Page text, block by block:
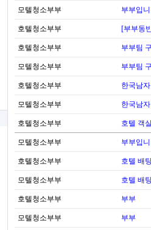
모텔청소부부 부부입
호텔청소부부 [부부동
호텔청소부부 부부팀
모텔청소부부 부부팀
호텔청소부부 한국남
모텔청소부부 한국남
호텔청소부부 호텔 객
모텔청소부부 부부입
호텔청소부부 호텔 배
모텔청소부부 호텔 배
호텔청소부부 부부
모텔청소부부 부부